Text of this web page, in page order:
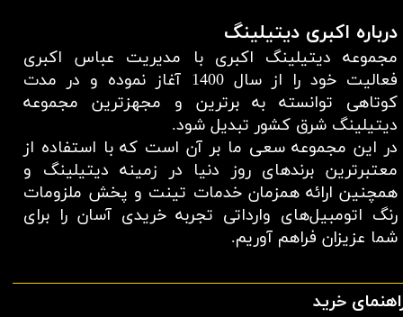
درباره اکبری دیتیلینگ
مجموعه دیتیلینگ اکبری با مدیریت عباس اکبری
فعالیت خود را از سال 1400 آغاز نموده و در مدت
کوتاهی توانسته به برترین و مجهزترین مجموعه
دیتیلینگ شرق کشور تبدیل شود.
در این مجموعه سعی ما بر آن است که با استفاده از
معتبر‌ترین برند‌های روز دنیا در زمینه دیتیلینگ و
همچنین ارائه همزمان خدمات تینت و پخش ملزومات
رنگ اتومبیل‌های وارداتی تجربه خریدی آسان را برای
شما عزیزان فراهم آوریم.​​​​​​​
خرید